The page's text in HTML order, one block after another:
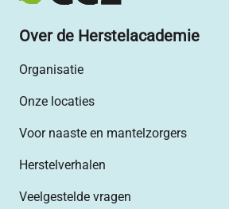
Over de Herstelacademie
Organisatie
Onze locaties
Voor naaste en mantelzorgers
Herstelverhalen
Veelgestelde vragen